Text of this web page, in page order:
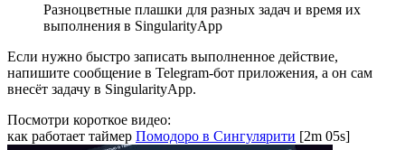
Разноцветные плашки для разных задач и время их
выполнения в SingularityApp
Если нужно быстро записать выполненное действие,
напишите сообщение в Telegram-бот приложения, а он сам
внесёт задачу в SingularityApp.
Посмотри короткое видео:
как работает таймер Помодоро в Сингулярити [2m 05s]